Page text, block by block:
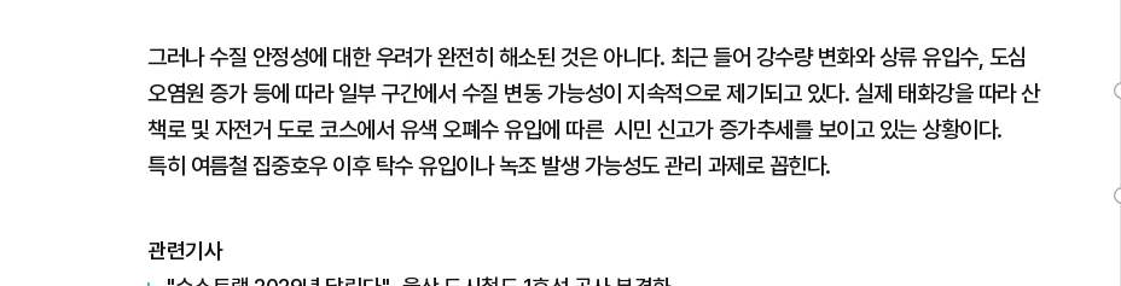
그러나 수질 안정성에 대한 우려가 완전히 해소된 것은 아니다. 최근 들어 강수량 변화와 상류 유입수, 도심
오염원 증가 등에 따라 일부 구간에서 수질 변동 가능성이 지속적으로 제기되고 있다. 실제 태화강을 따라 산
책로 및 자전거 도로 코스에서 유색 오폐수 유입에 따른 시민 신고가 증가추세를 보이고 있는 상황이다.
특히 여름철 집중호우 이후 탁수 유입이나 녹조 발생 가능성도 관리 과제로 꼽힌다.
관련기사